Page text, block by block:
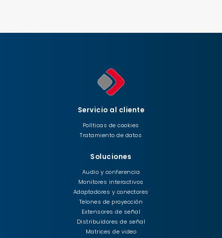
Servicio al cliente
Políticas de cookies
Tratamiento de datos
Soluciones
Audio y conferencia
Monitores interactivos
Adaptadores y conectores
Telones de proyección
Extensores de señal
Distribuidores de señal
Matrices de video